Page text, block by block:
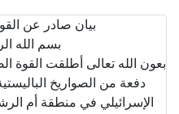
بيان صادر عن
بسم الله
بعون الله تعالى أطلقت القوة
دفعة من الصواريخ
الإسرائيلي في منطقة أم